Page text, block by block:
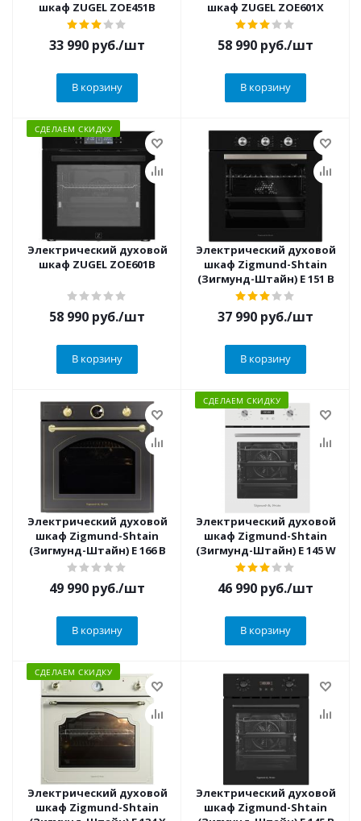
шкаф ZUGEL ZOE451B
33 990 руб./шт
В корзину
шкаф ZUGEL ZOE601X
58 990 руб./шт
В корзину
СДЕЛАЕМ СКИДКУ
Электрический духовой
шкаф ZUGEL ZOE601B
58 990 руб./шт
В корзину
Электрический духовой
шкаф Zigmund-Shtain
(Зигмунд-Штайн) E 151 B
37 990 руб./шт
В корзину
Электрический духовой
шкаф Zigmund-Shtain
(Зигмунд-Штайн) E 166 B
49 990 руб./шт
В корзину
СДЕЛАЕМ СКИДКУ
Электрический духовой
шкаф Zigmund-Shtain
(Зигмунд-Штайн) E 145 W
46 990 руб./шт
В корзину
СДЕЛАЕМ СКИДКУ
Электрический духовой
шкаф Zigmund-Shtain
Электрический духовой
шкаф Zigmund-Shtain